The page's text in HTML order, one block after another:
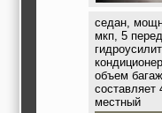
седан,
мкп, 5
объем
составляет
местный